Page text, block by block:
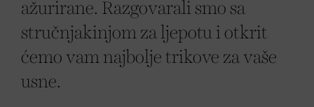
ažurirane. Razgovarali smo sa
stručnjakinjom za ljepotu i otkrit
ćemo vam najbolje trikove za vaše
usne.